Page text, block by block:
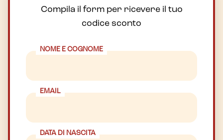
Compila il form per ricevere il tuo
codice sconto
NOME E COGNOME
EMAIL
DATA DI NASCITA